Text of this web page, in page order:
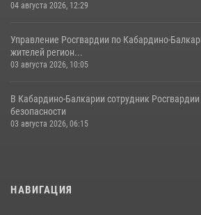
04 августа 2026, 12:29
Управление Росгвардии по Кабардино-
жителей регион...
03 августа 2026, 10:05
В Кабардино‑Балкарии сотрудник
безопасности
03 августа 2026, 06:15
НАВИГАЦИЯ